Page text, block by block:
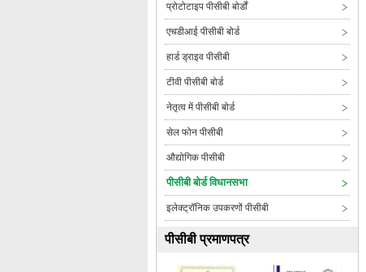
प्रोटोटाइप पीसीबी बोर्डों
एचडीआई पीसीबी बोर्ड
हार्ड ड्राइव पीसीबी
टीवी पीसीबी बोर्ड
नेतृत्व में पीसीबी बोर्ड
सेल फोन पीसीबी
औद्योगिक पीसीबी
पीसीबी बोर्ड विधानसभा
इलेक्ट्रॉनिक उपकरणों पीसीबी
पीसीबी प्रमाणपत्र